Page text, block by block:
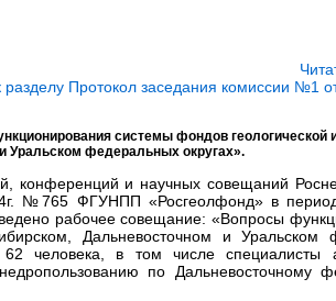
разделу Протокол заседания комиссии №1
системы фондов геологической
Уральском федеральных округах».
конференций и научных совещаний
№765 ФГУНПП «Росгеолфонд» в
рабочее совещание: «Вопросы
Дальневосточном и Уральском
человека, в том числе специалисты
по Дальневосточному